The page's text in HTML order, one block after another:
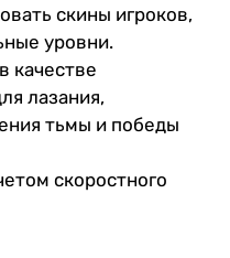
скины игроков,
уровни.
качестве
лазания,
тьмы и победы
скоростного